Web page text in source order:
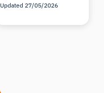
Updated 27/05/2026